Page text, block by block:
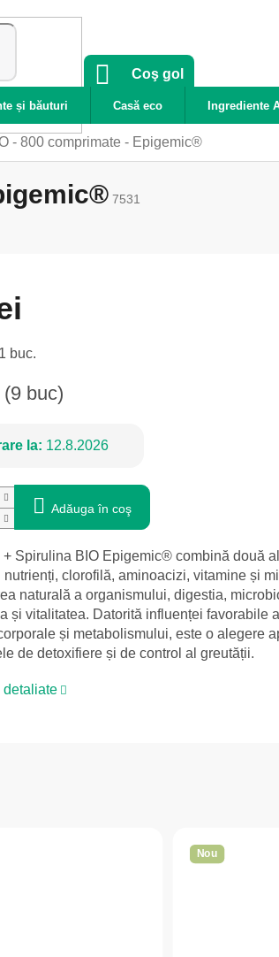
COŞ
CUMPĂRĂTURI
Coş gol
și băuturi Casă eco Ingrediente
- 800 comprimate - Epigemic®
7531
buc.
(9 buc)
la: 12.8.2026
Adăuga în coş
Spirulina BIO Epigemic® combină două
nutrienți, clorofilă, aminoacizi, vitamine și
naturală a organismului, digestia,
și vitalitatea. Datorită influenței favorabile
și metabolismului, este o alegere
de detoxifiere și de control al greutății.
detaliate
Nou